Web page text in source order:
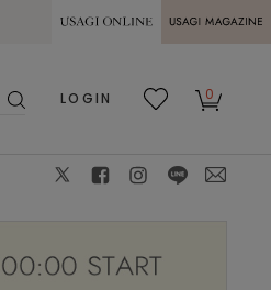
熊本県熊本地方を震源とする地震の影響に
MAGAZINE
LOGIN
0